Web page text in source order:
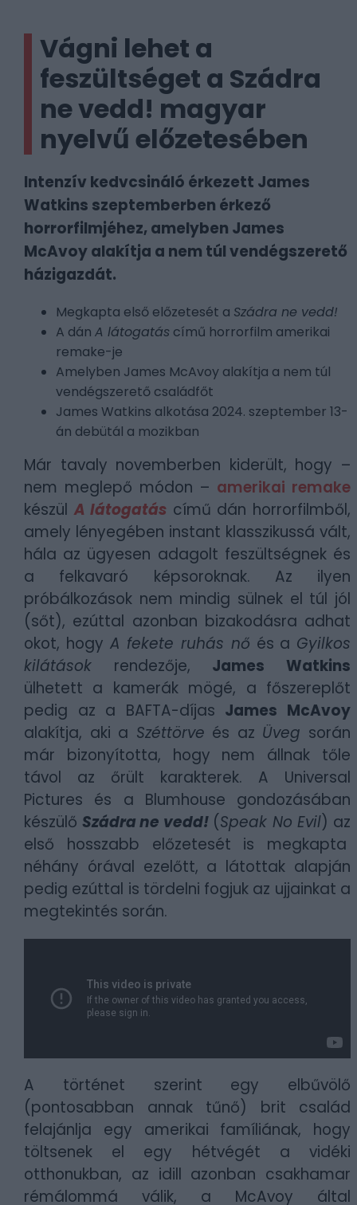
Vágni lehet a
feszültséget a Szádra
ne vedd! magyar
nyelvű előzetesében
Intenzív kedvcsináló érkezett James
Watkins szeptemberben érkező
horrorfilmjéhez, amelyben James
McAvoy alakítja a nem túl vendégszerető
házigazdát.
Megkapta első előzetesét a Szádra ne vedd!
A dán A látogatás című horrorfilm amerikai
remake-je
Amelyben James McAvoy alakítja a nem túl
vendégszerető családfőt
James Watkins alkotása 2024. szeptember 13-
án debütál a mozikban
Már tavaly novemberben kiderült, hogy –
nem meglepő módon – amerikai remake
készül A látogatás című dán horrorfilmből,
amely lényegében instant klasszikussá vált,
hála az ügyesen adagolt feszültségnek és
a felkavaró képsoroknak. Az ilyen
próbálkozások nem mindig sülnek el túl jól
(sőt), ezúttal azonban bizakodásra adhat
okot, hogy A fekete ruhás nő és a Gyilkos
kilátások rendezője, James Watkins
ülhetett a kamerák mögé, a főszereplőt
pedig az a BAFTA-díjas James McAvoy
alakítja, aki a Széttörve és az Üveg során
már bizonyította, hogy nem állnak tőle
távol az őrült karakterek. A Universal
Pictures és a Blumhouse gondozásában
készülő Szádra ne vedd!(Speak No Evil) az
első hosszabb előzetesét is megkapta
néhány órával ezelőtt, a látottak alapján
pedig ezúttal is tördelni fogjuk az ujjainkat a
megtekintés során.
A történet szerint egy elbűvölő
(pontosabban annak tűnő) brit család
felajánlja egy amerikai famíliának, hogy
töltsenek el egy hétvégét a vidéki
otthonukban, az idill azonban csakhamar
rémálommá válik, a McAvoy által